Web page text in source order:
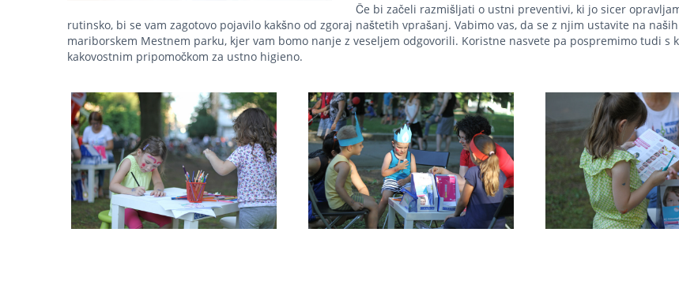
Če bi začeli razmišljati o ustni preventivi, ki jo sicer
rutinsko, bi se vam zagotovo pojavilo kakšno od zgoraj naštetih vprašanj. Vabimo vas, da se z njim ustavite na
mariborskem Mestnem parku, kjer vam bomo nanje z veseljem odgovorili. Koristne nasvete pa pospremimo tudi s
kakovostnim pripomočkom za ustno higieno.